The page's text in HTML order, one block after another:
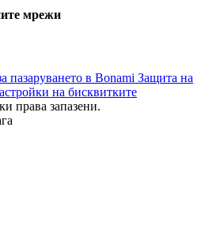
мрежи
пазаруването в Bonami Защита на
на бисквитките
права запазени.